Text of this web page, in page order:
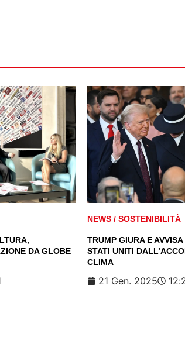
DA GLOBE
NEWS / SOSTENIBILITÀ
TRUMP GIURA E
STATI UNITI
CLIMA
21 Gen. 2025